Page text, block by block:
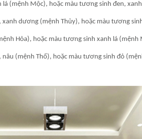
(mệnh Mộc), hoặc màu tương sinh đen,
dương (mệnh Thủy), hoặc màu tương
Hỏa), hoặc màu tương sinh xanh lá (mệnh
(mệnh Thổ), hoặc màu tương sinh đỏ